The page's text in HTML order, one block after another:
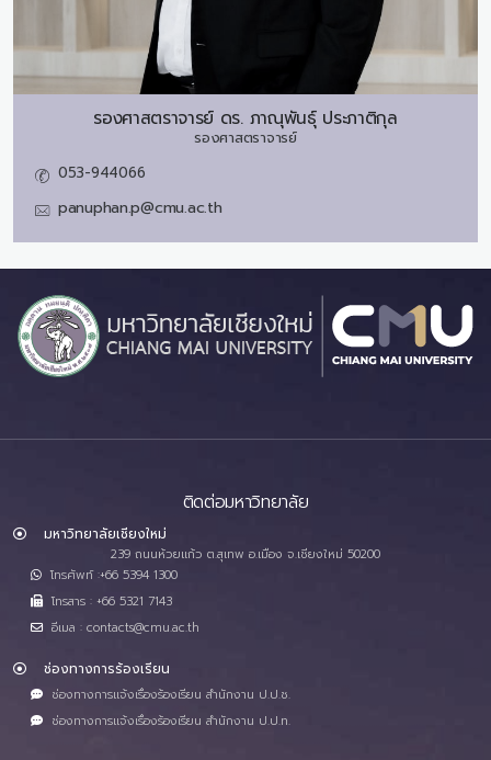
รองศาสตราจารย์ ดร. ภาณุพันธุ์ ประภาติกุล
รองศาสตราจารย์
053-944066
panuphan.p@cmu.ac.th
ติดต่อมหาวิทยาลัย
มหาวิทยาลัยเชียงใหม่
239 ถนนห้วยแก้ว ต.สุเทพ อ.เมือง จ.เชียงใหม่ 50200
โทรศัพท์ :+66 5394 1300
โทรสาร : +66 5321 7143
อีเมล : contacts@cmu.ac.th
ช่องทางการร้องเรียน
ช่องทางการแจ้งเรื่องร้องเรียน สำนักงาน ป.ป.ช.
ช่องทางการแจ้งเรื่องร้องเรียน สำนักงาน ป.ป.ท.